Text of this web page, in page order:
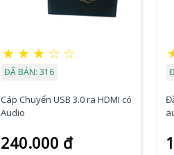
★ ★ ★ ☆ ☆
ĐÃ BÁN: 316
Cáp Chuyển USB 3.0 ra HDMI có
Audio
240.000 đ